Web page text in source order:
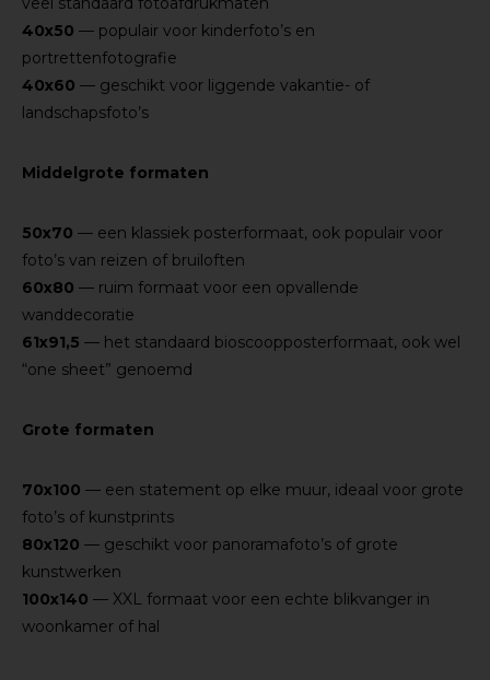
40x50 — populair voor kinderfoto’s en
portrettenfotografie
40x60 — geschikt voor liggende vakantie- of
landschapsfoto’s
Middelgrote formaten
50x70 — een klassiek posterformaat, ook populair voor
foto’s van reizen of bruiloften
60x80 — ruim formaat voor een opvallende
wanddecoratie
61x91,5 — het standaard bioscoopposterformaat, ook wel
“one sheet” genoemd
Grote formaten
70x100 — een statement op elke muur, ideaal voor grote
foto’s of kunstprints
80x120 — geschikt voor panoramafoto’s of grote
kunstwerken
100x140 — XXL formaat voor een echte blikvanger in
woonkamer of hal